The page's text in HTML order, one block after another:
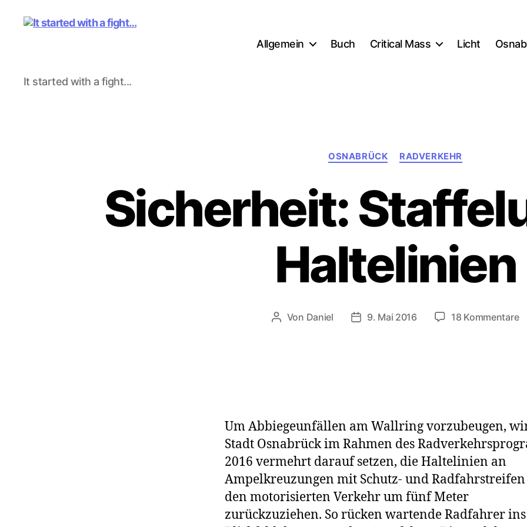
It
started
It started with a fight...
Allgemein Buch Critical Mass Licht
Kategorien
OSNABRÜCK RADVERKEHR
Sicherheit:
Haltelinien
Beitragsautor
Von Daniel Beitragsdatum
9. Mai 2016 18 Kommentarezu
Um Abbiegeunfällen am Wallring vorzubeugen,
Stadt Osnabrück im Rahmen des
2016 vermehrt darauf setzen, die Haltelinien an
Ampelkreuzungen mit Schutz- und
den motorisierten Verkehr um fünf Meter
zurückzuziehen. So rücken wartende Radfahrer ins